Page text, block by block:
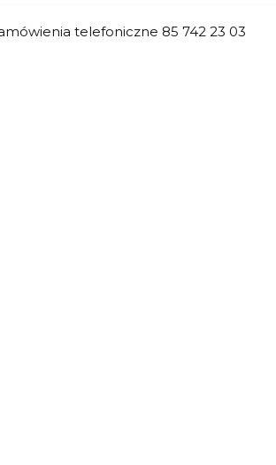
telefoniczne 85 742 23 03